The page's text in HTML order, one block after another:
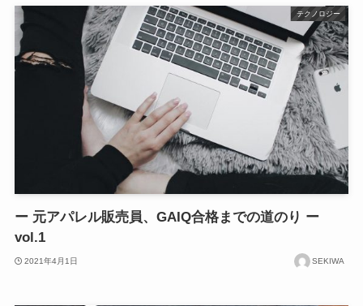
テクノロジー
ー 元アパレル販売員、GAIQ合格までの道のり ー
vol.1
2021年4月1日 SEKIWA